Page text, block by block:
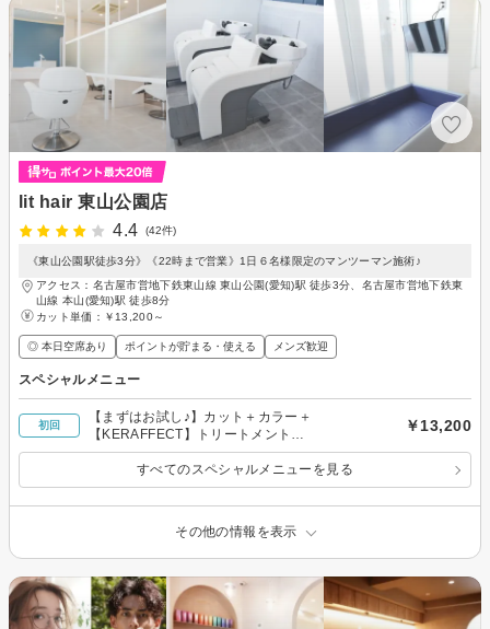
lit hair 東山公園店
4.4
(42件)
《東山公園駅徒歩3分》《22時まで営業》1日６名様限定のマンツーマン施術♪
アクセス：名古屋市営地下鉄東山線 東山公園(愛知)駅 徒歩3分、名古屋市営地下鉄東
山線 本山(愛知)駅 徒歩8分
カット単価： ￥13,200～
◎ 本日空席あり ポイントが貯まる・使える メンズ歓迎
スペシャルメニュー
初回
【まずはお試し♪】カット＋カラー＋
【KERAFFECT】トリートメント
¥16500→¥13200
￥13,200
すべてのスペシャルメニューを見る
その他の情報を表示